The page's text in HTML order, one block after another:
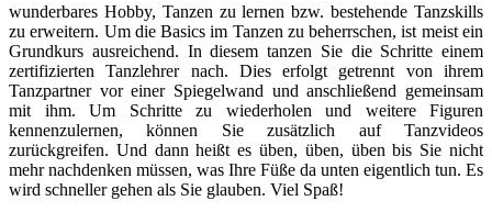
wunderbares Hobby, Tanzen zu lernen bzw. bestehende Tanzskills
zu erweitern. Um die Basics im Tanzen zu beherrschen, ist meist ein
Grundkurs ausreichend. In diesem tanzen Sie die Schritte einem
zertifizierten Tanzlehrer nach. Dies erfolgt getrennt von ihrem
Tanzpartner vor einer Spiegelwand und anschließend gemeinsam
mit ihm. Um Schritte zu wiederholen und weitere Figuren
kennenzulernen, können Sie zusätzlich auf Tanzvideos
zurückgreifen. Und dann heißt es üben, üben, üben bis Sie nicht
mehr nachdenken müssen, was Ihre Füße da unten eigentlich tun. Es
wird schneller gehen als Sie glauben. Viel Spaß!